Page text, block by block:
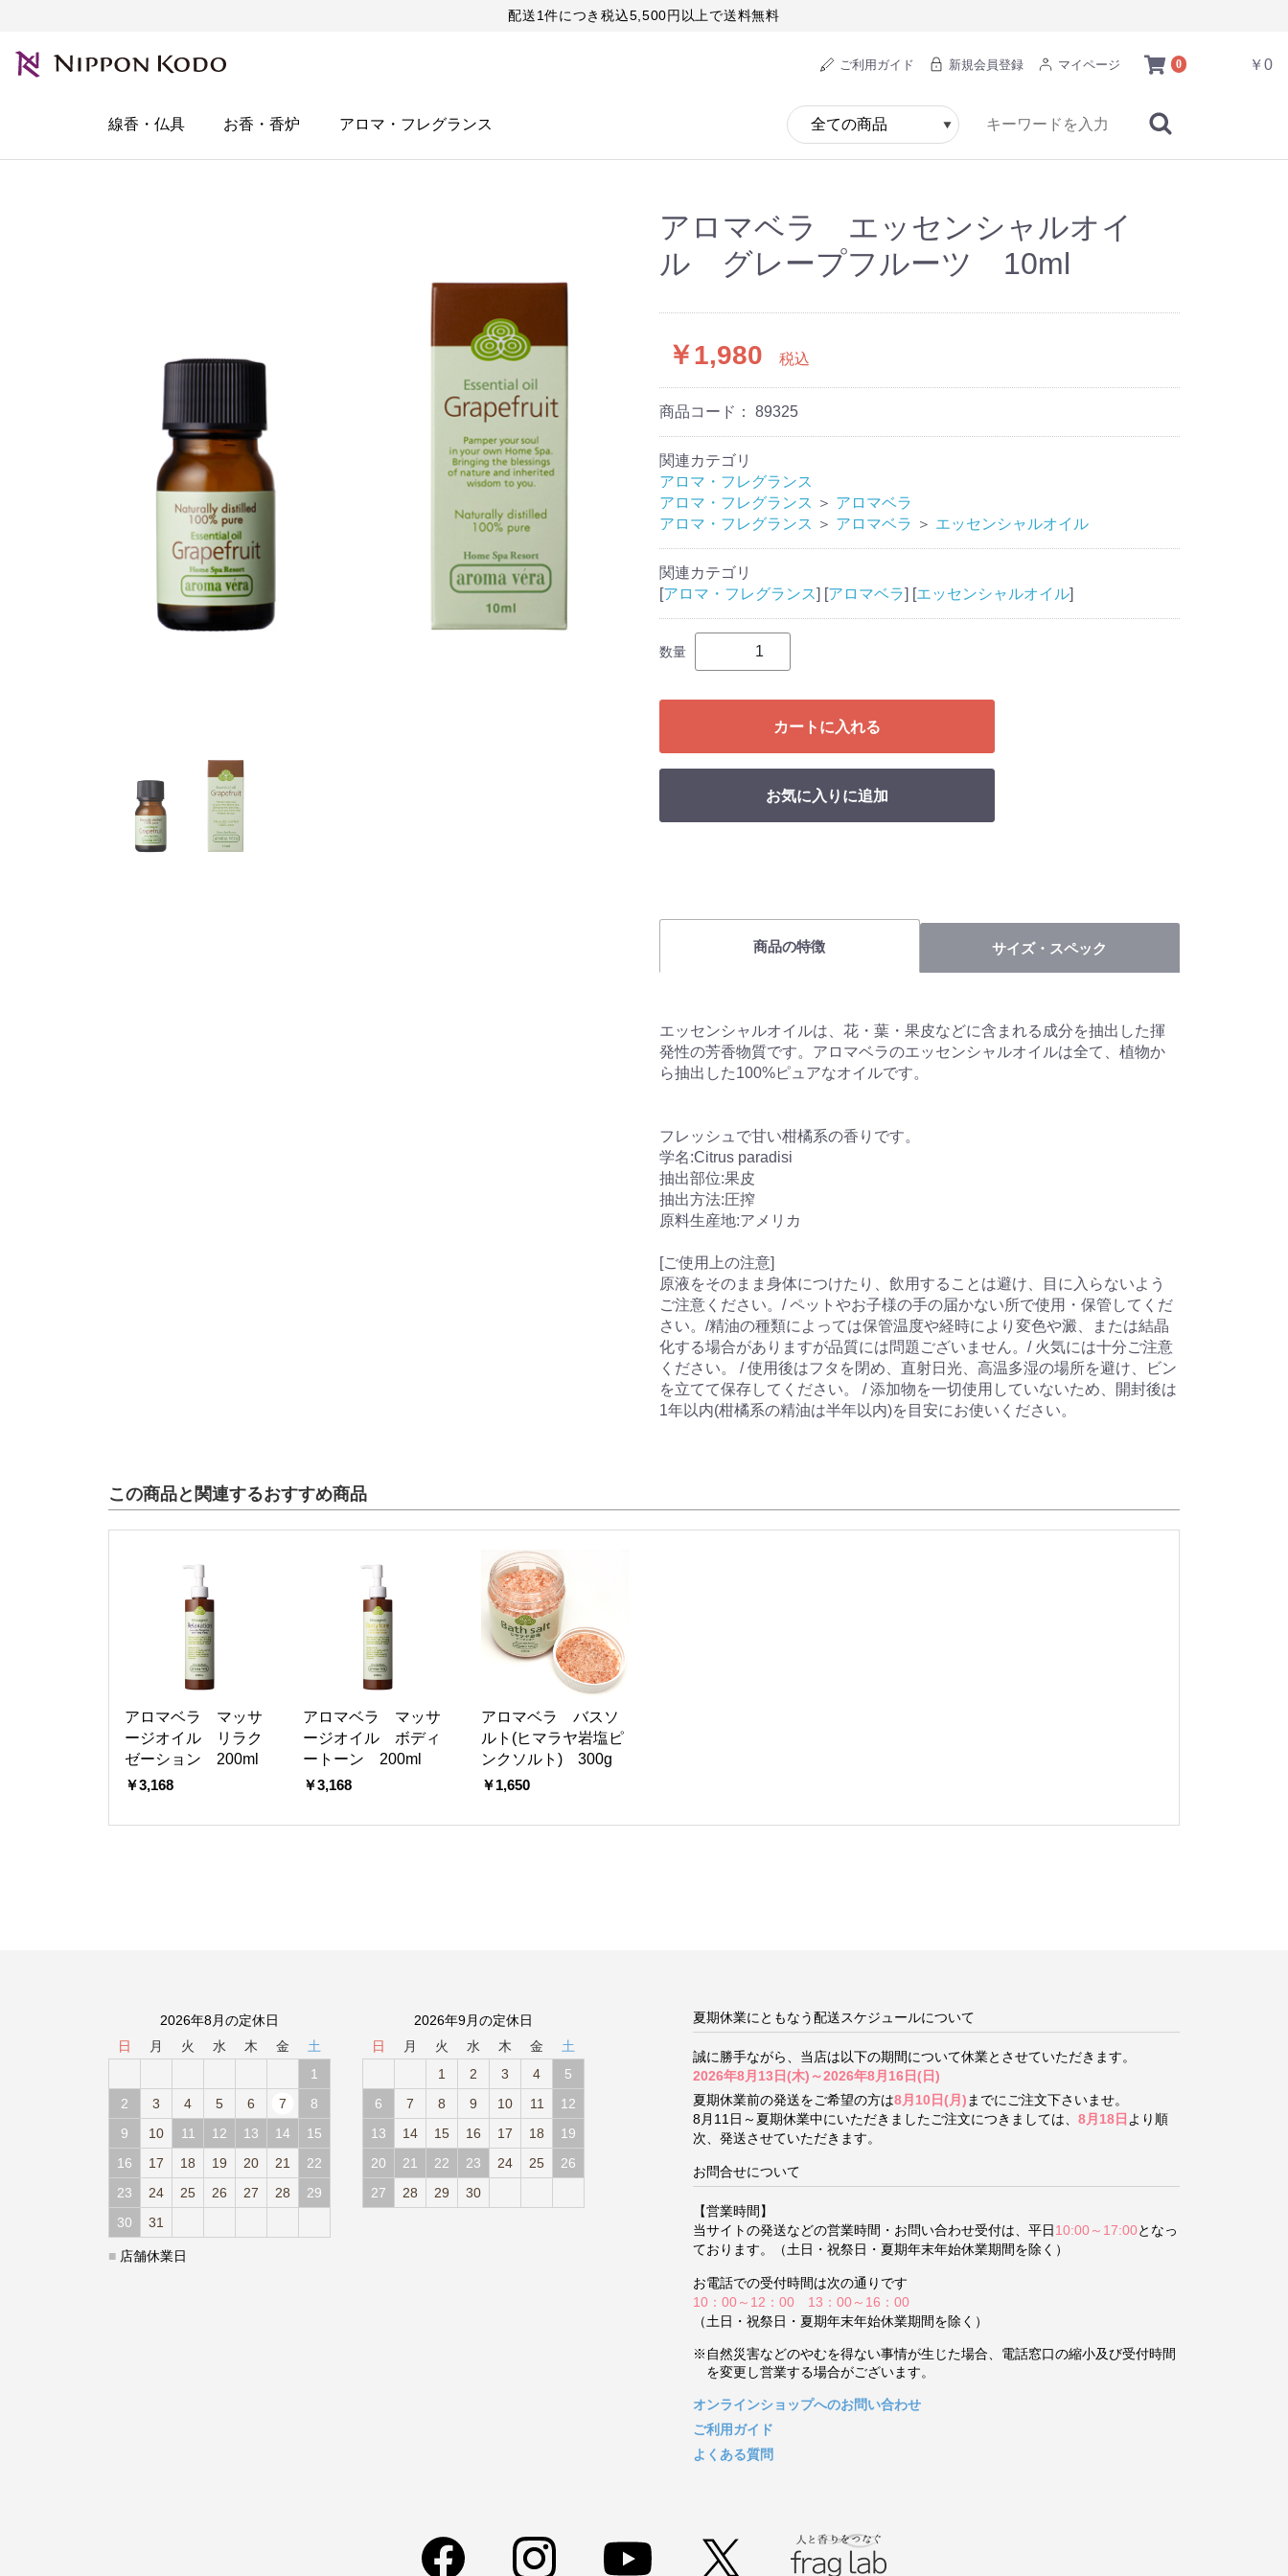
配送1件につき税込5,500円以上で送料無料
0 ￥0
ご利用ガイド 新規会員登録 マイページ
線香・仏具 お香・香炉 アロマ・フレグランス
アロマベラ エッセンシャルオイ
ル グレープフルーツ 10ml
￥1,980 税込
商品コード： 89325
関連カテゴリ
アロマ・フレグランス
アロマ・フレグランス ＞ アロマベラ
アロマ・フレグランス ＞ アロマベラ ＞ エッセンシャルオイル
関連カテゴリ
[アロマ・フレグランス] [アロマベラ] [エッセンシャルオイル]
数量
カートに入れる
お気に入りに追加
商品の特徴 サイズ・スペック
エッセンシャルオイルは、花・葉・果皮などに含まれる成分を抽出した揮
発性の芳香物質です。アロマベラのエッセンシャルオイルは全て、植物か
ら抽出した100%ピュアなオイルです。
フレッシュで甘い柑橘系の香りです。
学名:Citrus paradisi
抽出部位:果皮
抽出方法:圧搾
原料生産地:アメリカ
[ご使用上の注意]
原液をそのまま身体につけたり、飲用することは避け、目に入らないよう
ご注意ください。/ ペットやお子様の手の届かない所で使用・保管してくだ
さい。/精油の種類によっては保管温度や経時により変色や澱、または結晶
化する場合がありますが品質には問題ございません。/ 火気には十分ご注意
ください。 / 使用後はフタを閉め、直射日光、高温多湿の場所を避け、ビン
を立てて保存してください。 / 添加物を一切使用していないため、開封後は
1年以内(柑橘系の精油は半年以内)を目安にお使いください。
この商品と関連するおすすめ商品
アロマベラ マッサ
ージオイル リラク
ゼーション 200ml
￥3,168
アロマベラ マッサ
ージオイル ボディ
ートーン 200ml
￥3,168
アロマベラ バスソ
ルト(ヒマラヤ岩塩ピ
ンクソルト) 300g
￥1,650
2026年8月の定休日
日
月 火 水 木 金
土
1
2
3 4 5 6 7
8
9
10 11 12 13 14
15
16
17 18 19 20 21
22
23
24 25 26 27 28
29
30
31
2026年9月の定休日
日
月 火 水 木 金
土
1
2 3 4
5
6
7 8 9 10 11
12
13
14 15 16 17 18
19
20
21 22 23 24 25
26
27
28 29 30
■ 店舗休業日
夏期休業にともなう配送スケジュールについて
誠に勝手ながら、当店は以下の期間について休業とさせていただきます。
2026年8月13日(木)～2026年8月16日(日)
夏期休業前の発送をご希望の方は8月10日(月) までにご注文下さいませ。
8月11日～夏期休業中にいただきましたご注文につきましては、 8月18日 より順
次、発送させていただきます。
お問合せについて
【営業時間】
当サイトの発送などの営業時間・お問い合わせ受付は、平日10:00～17:00となっ
ております。（土日・祝祭日・夏期年末年始休業期間を除く）
お電話での受付時間は次の通りです
10：00～12：00 13：00～16：00
（土日・祝祭日・夏期年末年始休業期間を除く）
※自然災害などのやむを得ない事情が生じた場合、電話窓口の縮小及び受付時間
を変更し営業する場合がございます。
オンラインショップへのお問い合わせ
ご利用ガイド
よくある質問